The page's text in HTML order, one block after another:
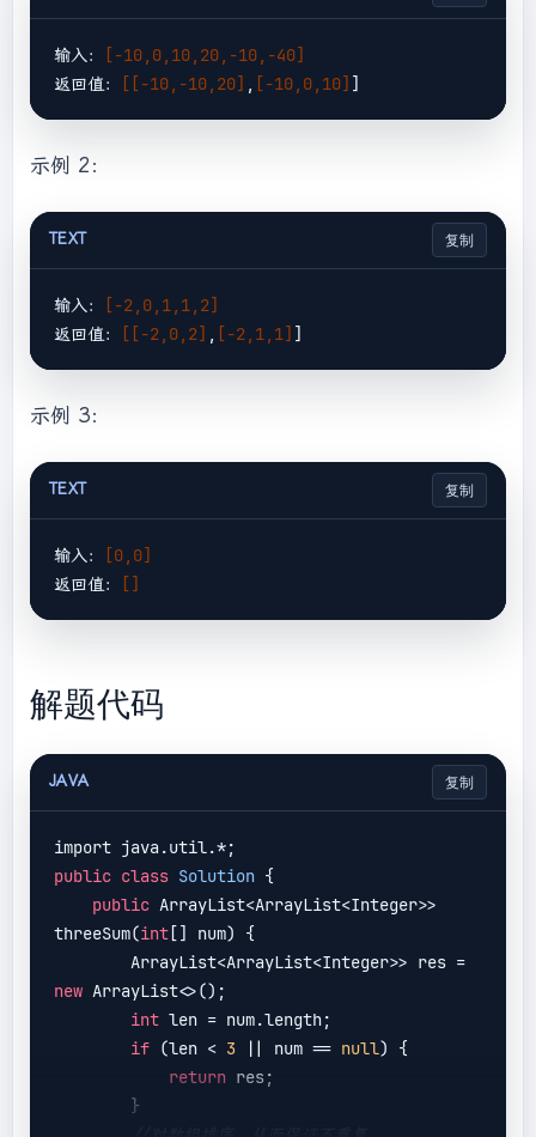
输入：
[-10,0,10,20,-10,-40]
返回值：
[[-10,-10,20] [-10,0,10]
示例 2：
TEXT 复制
输入：
[-2,0,1,1,2]
返回值：
[[-2,0,2] [-2,1,1]
示例 3：
TEXT 复制
输入：
[0,0]
返回值：
[]
解题代码
JAVA 复制
public class Solution {
public ArrayList<ArrayList<Integer>>
threeSum(int [] num) {
new ArrayList<>();
int len = num.length;
if (len < 3 || num == null) {
return res;